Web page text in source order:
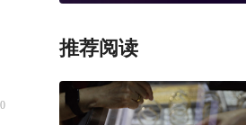
0
推荐阅读